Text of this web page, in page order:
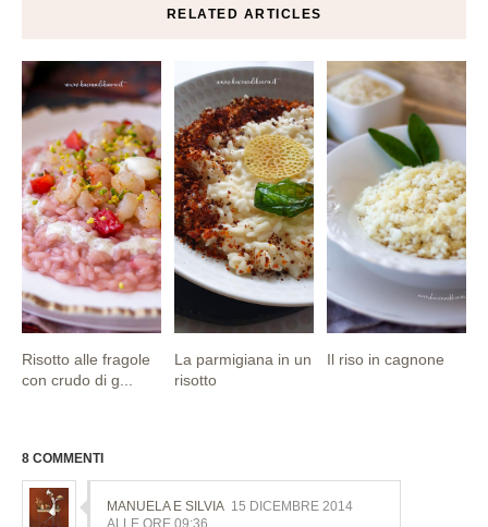
RELATED ARTICLES
Risotto alle fragole
con crudo di g...
La parmigiana in un
risotto
Il riso in cagnone
8 COMMENTI
MANUELA E SILVIA 15 DICEMBRE 2014
ALLE ORE 09:36